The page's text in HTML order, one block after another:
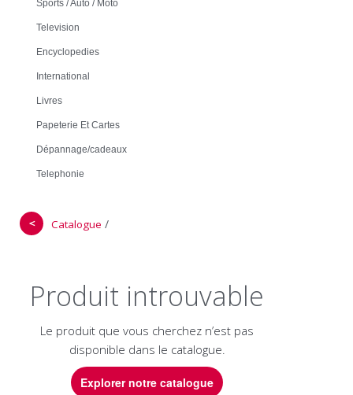
Sports / Auto / Moto
Television
Encyclopedies
International
Livres
Papeterie Et Cartes
Dépannage/cadeaux
Telephonie
＜ Catalogue /
Produit introuvable
Le produit que vous cherchez n’est pas
disponible dans le catalogue.
Explorer notre catalogue